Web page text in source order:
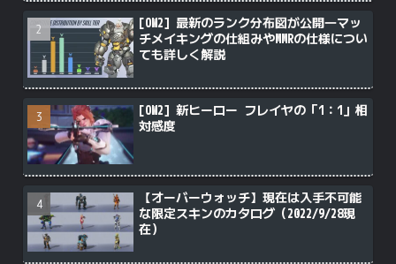
[OW2] 最新のランク分布図が公開―マッ
チメイキングの仕組みやMMRの仕様につい
ても詳しく解説
[OW2] 新ヒーロー フレイヤの「1：1」相
対感度
【オーバーウォッチ】現在は入手不可能
な限定スキンのカタログ（2022/9/28現
在）